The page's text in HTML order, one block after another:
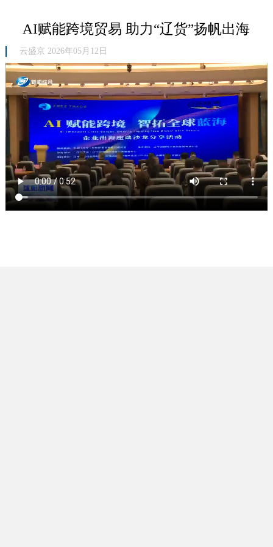
AI赋能跨境贸易 助力“辽货”扬帆出海
云盛京 2026年05月12日